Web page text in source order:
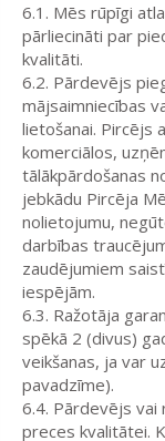
6.1. Mēs rūpīgi
pārliecināti par
kvalitāti.
6.2. Pārdevējs
mājsaimniecības
lietošanai. Pircējs
komerciālos,
tālākpārdošanas
jebkādu Pircēja
nolietojumu,
darbības
zaudējumiem
iespējām.
6.3. Ražotāja
spēkā 2 (divus)
veikšanas, ja var
pavadzīme).
6.4. Pārdevējs
preces kvalitātei.